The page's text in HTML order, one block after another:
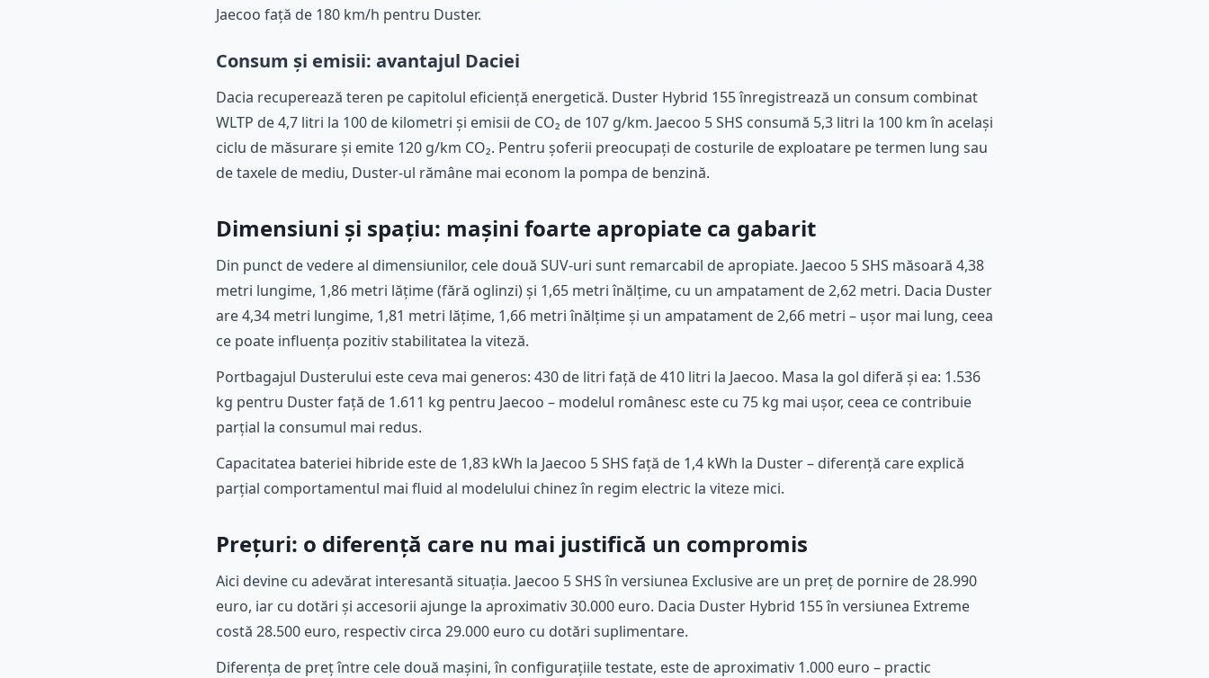
Jaecoo față de 180 km/h pentru Duster.
Consum și emisii: avantajul Daciei
Dacia recuperează teren pe capitolul eficiență energetică. Duster Hybrid 155 înregistrează un consum combinat
WLTP de 4,7 litri la 100 de kilometri și emisii de CO₂ de 107 g/km. Jaecoo 5 SHS consumă 5,3 litri la 100 km în același
ciclu de măsurare și emite 120 g/km CO₂. Pentru șoferii preocupați de costurile de exploatare pe termen lung sau
de taxele de mediu, Duster-ul rămâne mai econom la pompa de benzină.
Dimensiuni și spațiu: mașini foarte apropiate ca gabarit
Din punct de vedere al dimensiunilor, cele două SUV-uri sunt remarcabil de apropiate. Jaecoo 5 SHS măsoară 4,38
metri lungime, 1,86 metri lățime (fără oglinzi) și 1,65 metri înălțime, cu un ampatament de 2,62 metri. Dacia Duster
are 4,34 metri lungime, 1,81 metri lățime, 1,66 metri înălțime și un ampatament de 2,66 metri – ușor mai lung, ceea
ce poate influența pozitiv stabilitatea la viteză.
Portbagajul Dusterului este ceva mai generos: 430 de litri față de 410 litri la Jaecoo. Masa la gol diferă și ea: 1.536
kg pentru Duster față de 1.611 kg pentru Jaecoo – modelul românesc este cu 75 kg mai ușor, ceea ce contribuie
parțial la consumul mai redus.
Capacitatea bateriei hibride este de 1,83 kWh la Jaecoo 5 SHS față de 1,4 kWh la Duster – diferență care explică
parțial comportamentul mai fluid al modelului chinez în regim electric la viteze mici.
Prețuri: o diferență care nu mai justifică un compromis
Aici devine cu adevărat interesantă situația. Jaecoo 5 SHS în versiunea Exclusive are un preț de pornire de 28.990
euro, iar cu dotări și accesorii ajunge la aproximativ 30.000 euro. Dacia Duster Hybrid 155 în versiunea Extreme
costă 28.500 euro, respectiv circa 29.000 euro cu dotări suplimentare.
Diferența de preț între cele două mașini, în configurațiile testate, este de aproximativ 1.000 euro – practic